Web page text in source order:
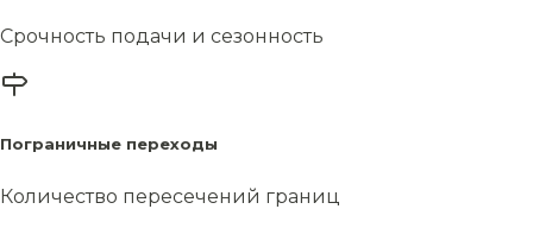
Срочность подачи и сезонность
Пограничные переходы
Количество пересечений границ